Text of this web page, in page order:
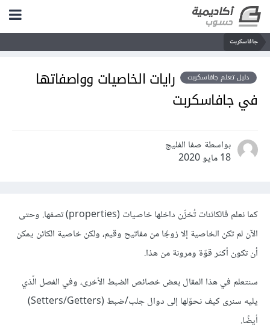
جافاسكربت
دليل تعلم جافاسكربت
رايات الخاصيات وواصفاتها
في جافاسكربت
بواسطة صفا الفليج
18 مايو 2020
كما نعلم فالكائنات تُخزّن داخلها خاصيات (properties) تصفها. وحتى
الآن لم تكن الخاصية إلا زوجًا من مفاتيح وقيم، ولكن خاصية الكائن يمكن
أن تكون أكثر قوّة ومرونة من هذا.
سنتعلم في هذا المقال بعض خصائص الضبط الأخرى، وفي الفصل الّذي
يليه سنرى كيف نحوّلها إلى دوال جلب/ضبط (Setters/Getters)
أيضًا.